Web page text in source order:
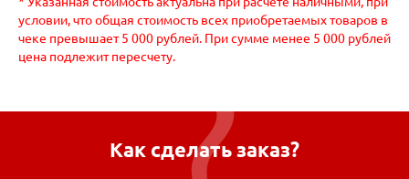
условии, что общая стоимость всех приобретаемых товаров в
чеке превышает 5 000 рублей. При сумме менее 5 000 рублей
цена подлежит пересчету.
Как сделать заказ?